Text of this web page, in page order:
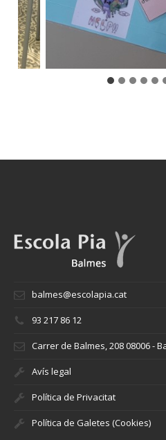
balmes@escolapia.cat
93 217 86 12
Carrer de Balmes, 208 08006 -
Avís legal
Política de Privacitat
Política de Galetes (Cookies)